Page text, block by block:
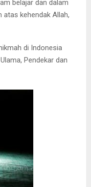
belajar dan dalam
atas kehendak Allah,
di Indonesia
Pendekar dan